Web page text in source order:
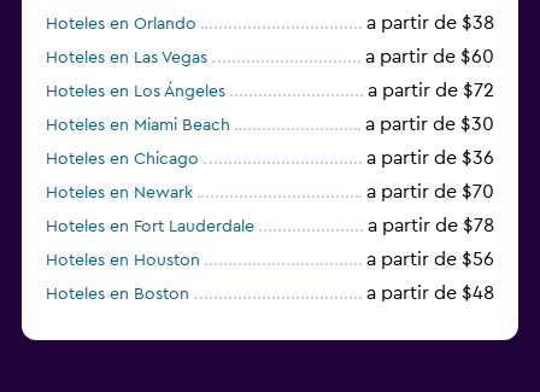
Hoteles en Orlando a partir de $38
Hoteles en Las Vegas a partir de $60
Hoteles en Los Ángeles a partir de $72
Hoteles en Miami Beach a partir de $30
Hoteles en Chicago a partir de $36
Hoteles en Newark a partir de $70
Hoteles en Fort Lauderdale a partir de $78
Hoteles en Houston a partir de $56
Hoteles en Boston a partir de $48